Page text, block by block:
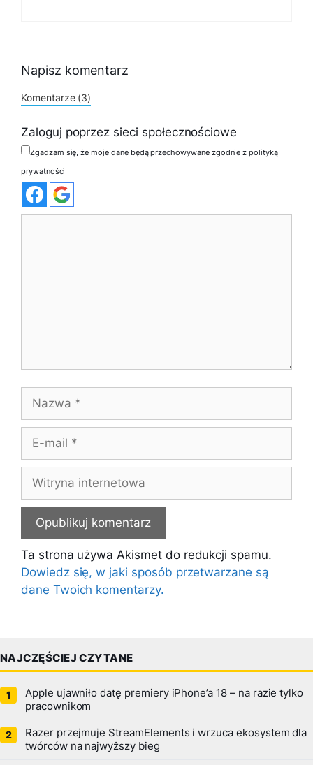
Napisz komentarz
Komentarze (3)
Zaloguj poprzez sieci społecznościowe
Zgadzam się, że moje dane będą przechowywane zgodnie z polityką
prywatności
Nazwa
Witryna
internetowa
Ta strona używa Akismet do redukcji spamu.
Dowiedz się, w jaki sposób przetwarzane są
dane Twoich komentarzy.
NAJCZĘŚCIEJ CZYTANE
Apple ujawniło datę premiery iPhone’a 18 – na razie tylko
pracownikom
Razer przejmuje StreamElements i wrzuca ekosystem dla
twórców na najwyższy bieg